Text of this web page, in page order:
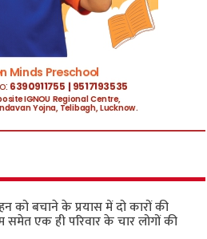
को बचाने के प्रयास में दो कारों की
समेत एक ही परिवार के चार लोगों की